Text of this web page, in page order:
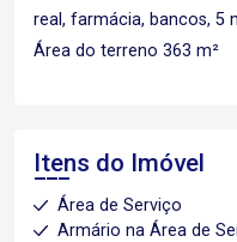
real, farmácia, bancos, 5
Área do terreno 363 m²
Itens do Imóvel
Área de Serviço
Armário na Área de